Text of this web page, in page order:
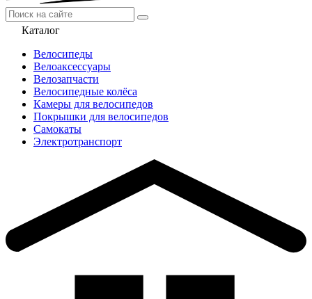
Каталог
Велосипеды
Велоаксессуары
Велозапчасти
Велосипедные колёса
Камеры для велосипедов
Покрышки для велосипедов
Самокаты
Электротранспорт